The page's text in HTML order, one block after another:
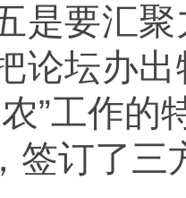
是要汇
论坛办
”工作的
签订了三